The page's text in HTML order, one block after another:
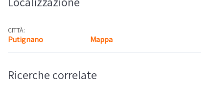
CITTÀ:
Putignano Mappa
Ricerche correlate